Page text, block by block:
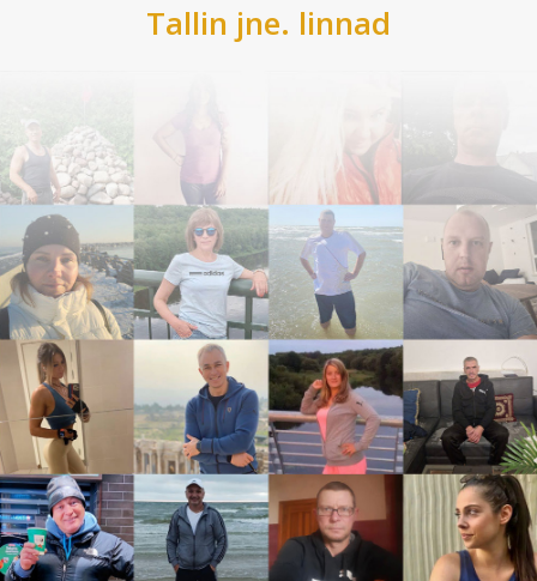
Tallin jne. linnad